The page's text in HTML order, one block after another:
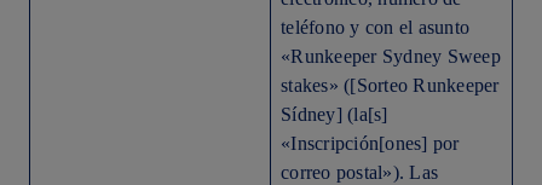
teléfono y con el asunto
«Runkeeper Sydney Sweep
stakes» ([Sorteo Runkeeper
Sídney] (la[s]
«Inscripción[ones] por
correo postal»). Las